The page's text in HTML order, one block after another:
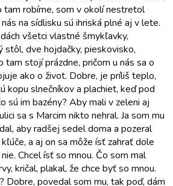
tam robíme, som v okolí nestretol
na sídlisku sú ihriská plné aj v lete.
všetci vlastné šmykľavky,
stôl, dve hojdačky, pieskovisko,
stojí prázdne, pričom u nás sa o
ako o život. Dobre, je príliš teplo,
kopu slnečníkov a plachiet, keď pod
sú im bazény? Aby mali v zeleni aj
sa s Marcim nikto nehral. Ja som mu
aby radšej sedel doma a pozeral
a aj on sa môže ísť zahrať dole
Chcel ísť so mnou. Čo som mal
kričal, plakal, že chce byť so mnou.
Dobre, povedal som mu, tak poď, dám